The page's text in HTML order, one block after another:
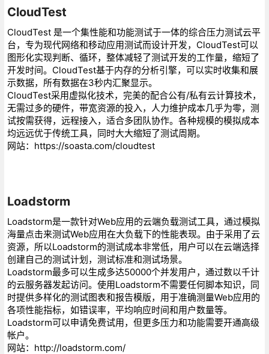
CloudTest
CloudTest 是一个集性能和功能测试于一体的综合压力测试云平
台，专为现代网络和移动应用测试而设计开发，CloudTest可以
图形化实现判断、循环，整体减轻了测试开发的工作量，缩短了
开发时间。CloudTest基于内存的分析引擎，可以实时收集和展
示数据，所有数据在3秒内汇聚显示。
CloudTest采用虚拟化技术，完美的配合公有/私有云计算技术，
无需过多的硬件，带宽资源的投入，人力维护成本几乎为零，测
试按需获得，远程接入，适合多团队协作。各种规模的模拟成本
均远远优于传统工具，同时大大缩短了测试周期。
网站：https://soasta.com/cloudtest
Loadstorm
Loadstorm是一款针对Web应用的云端负载测试工具，通过模拟
海量点击来测试Web应用在大负载下的性能表现。由于采用了云
资源，所以Loadstorm的测试成本非常低，用户可以在云端选择
创建自己的测试计划，测试标准和测试场景。
Loadstorm最多可以生成多达50000个并发用户，通过数以千计
的云服务器发起访问。使用Loadstorm不需要任何脚本知识，同
时提供多样化的测试图表和报告模版，用于准确测量Web应用的
各项性能指标，如错误率，平均响应时间和用户数量等。
Loadstorm可以申请免费试用，但更多压力和功能需要开通高级
帐户。
网站：http://loadstorm.com/